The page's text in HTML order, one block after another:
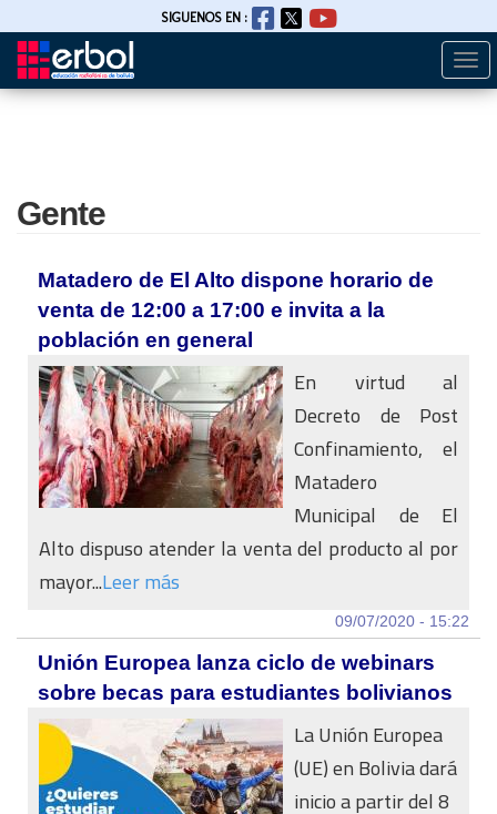
Pasar
SIGUENOS EN :
Gente
Matadero de El Alto dispone horario de
venta de 12:00 a 17:00 e invita a la
población en general
En virtud al
Decreto de Post
Confinamiento, el
Matadero
Municipal de El
Alto dispuso atender la venta del producto al por
mayor...Leer más
09/07/2020 - 15:22
Unión Europea lanza ciclo de webinars
sobre becas para estudiantes bolivianos
La Unión Europea
(UE) en Bolivia dará
inicio a partir del 8